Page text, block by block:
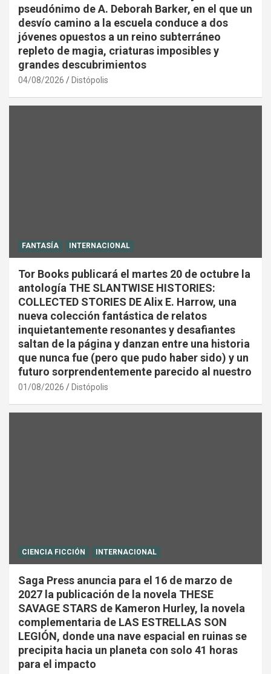
pseudónimo de A. Deborah Barker, en el que un
desvío camino a la escuela conduce a dos
jóvenes opuestos a un reino subterráneo
repleto de magia, criaturas imposibles y
grandes descubrimientos
04/08/2026 Distópolis
FANTASÍA INTERNACIONAL
Tor Books publicará el martes 20 de octubre la
antología THE SLANTWISE HISTORIES:
COLLECTED STORIES DE Alix E. Harrow, una
nueva colección fantástica de relatos
inquietantemente resonantes y desafiantes
saltan de la página y danzan entre una historia
que nunca fue (pero que pudo haber sido) y un
futuro sorprendentemente parecido al nuestro
01/08/2026 Distópolis
CIENCIA FICCIÓN INTERNACIONAL
Saga Press anuncia para el 16 de marzo de
2027 la publicación de la novela THESE
SAVAGE STARS de Kameron Hurley, la novela
complementaria de LAS ESTRELLAS SON
LEGIÓN, donde una nave espacial en ruinas se
precipita hacia un planeta con solo 41 horas
para el impacto